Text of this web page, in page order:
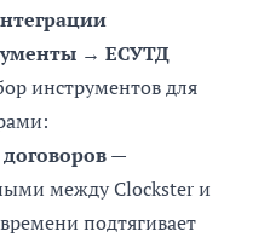
→ ЕСУТД
инструментов для
—
между Clockster и
подтягивает